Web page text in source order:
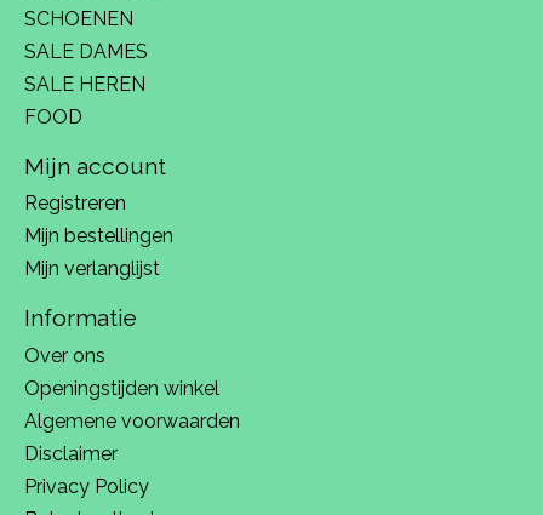
SCHOENEN
SALE DAMES
SALE HEREN
FOOD
Mijn account
Registreren
Mijn bestellingen
Mijn verlanglijst
Informatie
Over ons
Openingstijden winkel
Algemene voorwaarden
Disclaimer
Privacy Policy